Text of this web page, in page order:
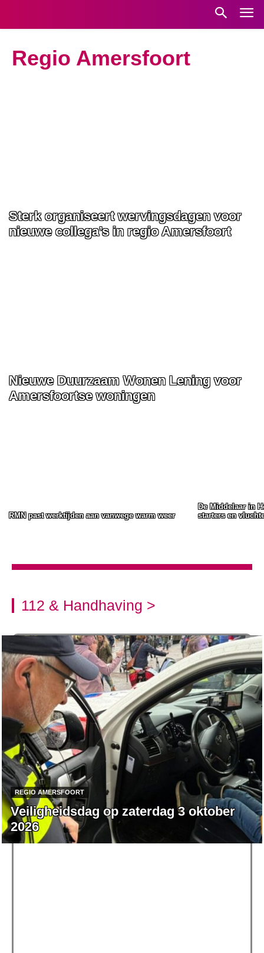
Regio Amersfoort
Sterk organiseert wervingsdagen voor
nieuwe collega’s in regio Amersfoort
Nieuwe Duurzaam Wonen Lening voor
Amersfoortse woningen
RMN past werktijden aan vanwege warm weer
De Middelaar in
starters en
112 & Handhaving >
REGIO AMERSFOORT
Veiligheidsdag op zaterdag 3 oktober
2026